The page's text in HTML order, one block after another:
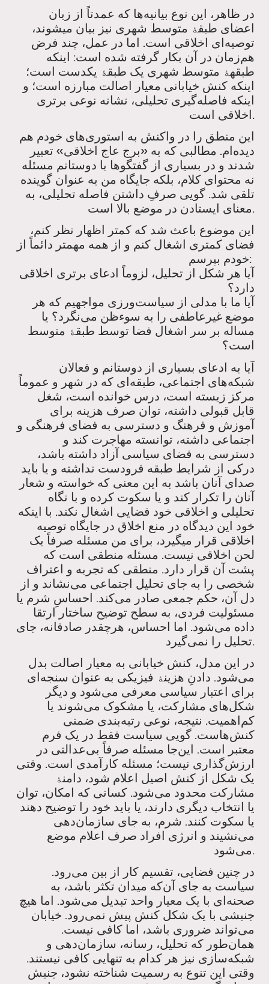
در ظاهر، این نوع بیانیه‌ها که عمدتاً از زبان
اعضای طبقۀ متوسط شهری نیز بیان میشوند،
توصیه‌ای اخلاقی است. اما در عمل، چند فرض
هم‌زمان در آن بکار گرفته شده است: اینکه
طبقهۀ متوسط شهری یک طبقۀ یکدست است؛
اینکه کنش خیابانی معیار اصالت مبارزه است؛ و
اینکه فاصله‌گیری تحلیلی، نشانه نوعی برتری
اخلاقی است.
این منطق را در واکنش به استوری‌های خودم هم
دیده‌ام. مطالبی که به «برج عاج اخلاقی» تعبیر
شدند و در بسیاری از گفتگوها با دوستانم مسئله
نه محتوای کلام، بلکه جایگاه من به عنوان گوینده
تلقی شد. گویی صرفِ داشتن فاصله تحلیلی، به
معنای ایستادن در موضع بالا است.
این موضوع باعث شد که کمتر اظهار نظر کنم،
فضای کمتری اشغال کنم و از همه مهمتر دائماً از
خودم بپرسم:
آیا هر شکل از تحلیل، لزوماً ادعای برتری اخلاقی
دارد؟
آیا ما با مدلی از سیاست‌ورزی مواجهیم که هر
موضع غیرعاطفی را به سوءظن می‌نگرد؟ یا
مساله بر سر اشغال فضا توسط طبقۀ متوسط
است؟
آیا به ادعای بسیاری از دوستانم و فعالان
شبکه‌های اجتماعی، طبقه‌ای که در شهر و عموماً
مرکز زیسته است، درس خوانده است، شغل
قابل قبولی داشته، توان صرف هزینه برای
آموزش و فرهنگ و دسترسی به فضای فرهنگی و
اجتماعی داشته، توانسته مهاجرت کند و
دسترسی به فضای سیاسی آزاد داشته باشد،
درکی از شرایط طبقه فرودست نداشته و یا باید
صدای آنان باشد به این معنی که خواسته و شعار
آنان را تکرار کند و یا سکوت کرده و با نگاه
تحلیلی و اخلاقی خود فضایی اشغال نکند. با اینکه
خود این دیدگاه در منع اخلاق در جایگاه توصیه
اخلاقی قرار میگیرد، برای من مسئله صرفاً یک
لحن اخلاقی نیست. مسئله منطقی است که
پشت آن قرار دارد. منطقی که تجربه و اعتراف
شخصی را به جای تحلیل اجتماعی می‌نشاند و از
دل آن، حکم جمعی صادر می‌کند. احساسِ شرم یا
مسئولیت فردی، به سطح توضیح ساختار ارتقا
داده می‌شود. اما احساس، هرچقدر صادقانه، جای
تحلیل را نمی‌گیرد.
در این مدل، کنش خیابانی به معیار اصالت بدل
می‌شود. ‌دادنِ هزینۀ فیزیکی به عنوان سنجه‌ای
برای اعتبار سیاسی معرفی می‌شود و دیگر
شکل‌های مشارکت، یا مشکوک می‌شوند یا
کم‌اهمیت. نتیجه، نوعی رتبه‌بندی ضمنی
کنش‌هاست. گویی سیاست فقط در یک فرم
معتبر است. این‌جا مسئله صرفاً بی‌عدالتی در
ارزش‌گذاری نیست؛ مسئله کارآمدی است. وقتی
یک شکل از کنش اصیل اعلام شود، دامنۀ
مشارکت محدود می‌شود. کسانی که امکان، توان
یا انتخاب دیگری دارند، یا باید خود را توضیح دهند
یا سکوت کنند. شرم، به جای سازمان‌دهی
می‌نشیند و انرژی افراد صرف اعلام موضع
می‌شود.
در چنین فضایی، تقسیم کار از بین می‌رود.
سیاست به جای آن‌که میدان تکثر باشد، به
صحنه‌ای با یک معیار واحد تبدیل می‌شود. اما هیچ
جنبشی با یک شکل کنش پیش نمی‌رود. خیابان
می‌تواند ضروری باشد، اما کافی نیست.
همان‌طور که تحلیل، رسانه، سازمان‌دهی و
شبکه‌سازی نیز هر کدام به تنهایی کافی نیستند.
وقتی این تنوع به رسمیت شناخته نشود، جنبش